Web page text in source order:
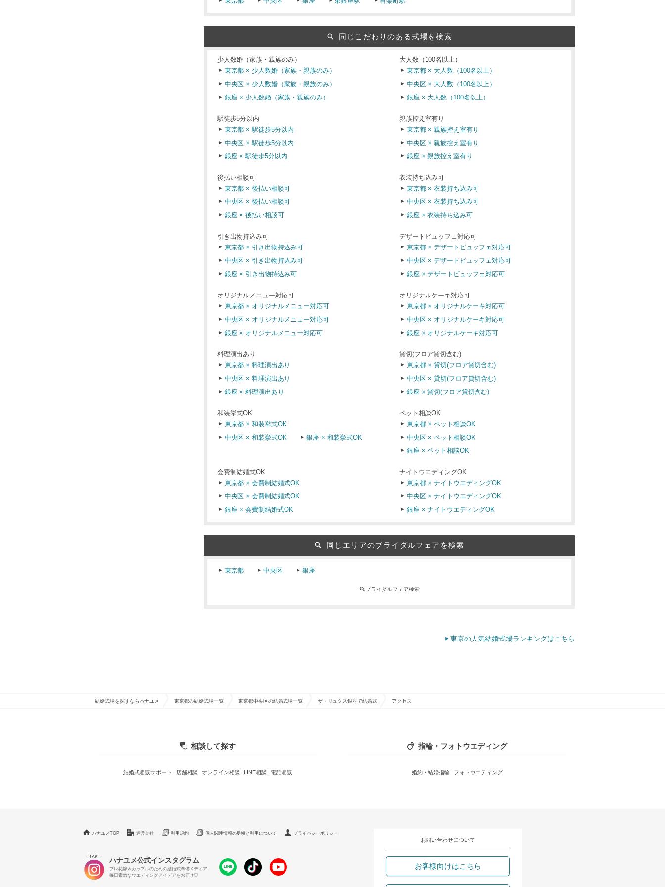
同じこだわりのある式場を検索
少人数婚（家族・親族のみ）
東京都 × 少人数婚（家族・親族のみ）
中央区 × 少人数婚（家族・親族のみ）
銀座 × 少人数婚（家族・親族のみ）
大人数（100名以上）
東京都 × 大人数（100名以上）
中央区 × 大人数（100名以上）
銀座 × 大人数（100名以上）
駅徒歩5分以内
東京都 × 駅徒歩5分以内
中央区 × 駅徒歩5分以内
銀座 × 駅徒歩5分以内
親族控え室有り
東京都 × 親族控え室有り
中央区 × 親族控え室有り
銀座 × 親族控え室有り
後払い相談可
東京都 × 後払い相談可
中央区 × 後払い相談可
銀座 × 後払い相談可
衣装持ち込み可
東京都 × 衣装持ち込み可
中央区 × 衣装持ち込み可
銀座 × 衣装持ち込み可
引き出物持込み可
東京都 × 引き出物持込み可
中央区 × 引き出物持込み可
銀座 × 引き出物持込み可
デザートビュッフェ対応可
東京都 × デザートビュッフェ対応可
中央区 × デザートビュッフェ対応可
銀座 × デザートビュッフェ対応可
オリジナルメニュー対応可
東京都 × オリジナルメニュー対応可
中央区 × オリジナルメニュー対応可
銀座 × オリジナルメニュー対応可
オリジナルケーキ対応可
東京都 × オリジナルケーキ対応可
中央区 × オリジナルケーキ対応可
銀座 × オリジナルケーキ対応可
料理演出あり
東京都 × 料理演出あり
中央区 × 料理演出あり
銀座 × 料理演出あり
貸切(フロア貸切含む)
東京都 × 貸切(フロア貸切含む)
中央区 × 貸切(フロア貸切含む)
銀座 × 貸切(フロア貸切含む)
和装挙式OK
東京都 × 和装挙式OK
中央区 × 和装挙式OK
銀座 × 和装挙式OK
ペット相談OK
東京都 × ペット相談OK
中央区 × ペット相談OK
銀座 × ペット相談OK
会費制結婚式OK
東京都 × 会費制結婚式OK
中央区 × 会費制結婚式OK
銀座 × 会費制結婚式OK
ナイトウエディングOK
東京都 × ナイトウエディングOK
中央区 × ナイトウエディングOK
銀座 × ナイトウエディングOK
同じエリアのブライダルフェアを検索
東京都 中央区 銀座
ブライダルフェア検索
東京の人気結婚式場ランキングはこちら
結婚式場を探すならハナユメ 東京都の結婚式場一覧 東京都中央区の結婚式場一覧 ザ・リュクス銀座で結婚式 アクセス
相談して探す
結婚式相談サポート 店舗相談 オンライン相談 LINE相談 電話相談
指輪・フォトウエディング
婚約・結婚指輪 フォトウエディング
ハナユメTOP 運営会社 利用規約 個人関連情報の受領と利用について プライバシーポリシー
＼ TAP! ／ ハナユメ公式インスタグラム
プレ花嫁＆カップルのための結婚式準備メディア
毎日素敵なウエディングアイデアをお届け♡
お問い合わせについて
お客様向けはこちら